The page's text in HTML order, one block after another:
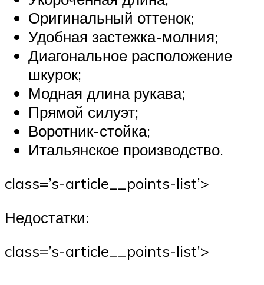
Оригинальный оттенок;
Удобная застежка-молния;
Диагональное расположение
шкурок;
Модная длина рукава;
Прямой силуэт;
Воротник-стойка;
Итальянское производство.
class=’s-article__points-list’>
Недостатки:
class=’s-article__points-list’>